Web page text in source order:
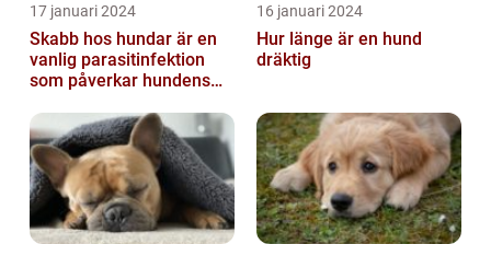
17 januari 2024
Skabb hos hundar är en
vanlig parasitinfektion
som påverkar hundens
16 januari 2024
Hur länge är en hund
dräktig